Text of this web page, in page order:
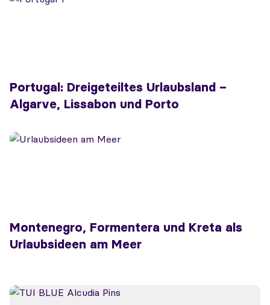
Portugal: Dreigeteiltes Urlaubsland –
Algarve, Lissabon und Porto
Montenegro, Formentera und Kreta als
Urlaubsideen am Meer